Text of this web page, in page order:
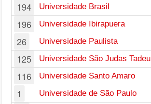
194 Universidade Brasil
196 Universidade Ibirapuera
26 Universidade Paulista
125 Universidade São Judas Tadeu
116 Universidade Santo Amaro
1 Universidade de São Paulo